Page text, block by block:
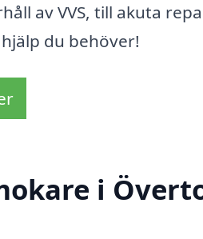
av VVS, till akuta
du behöver!
i